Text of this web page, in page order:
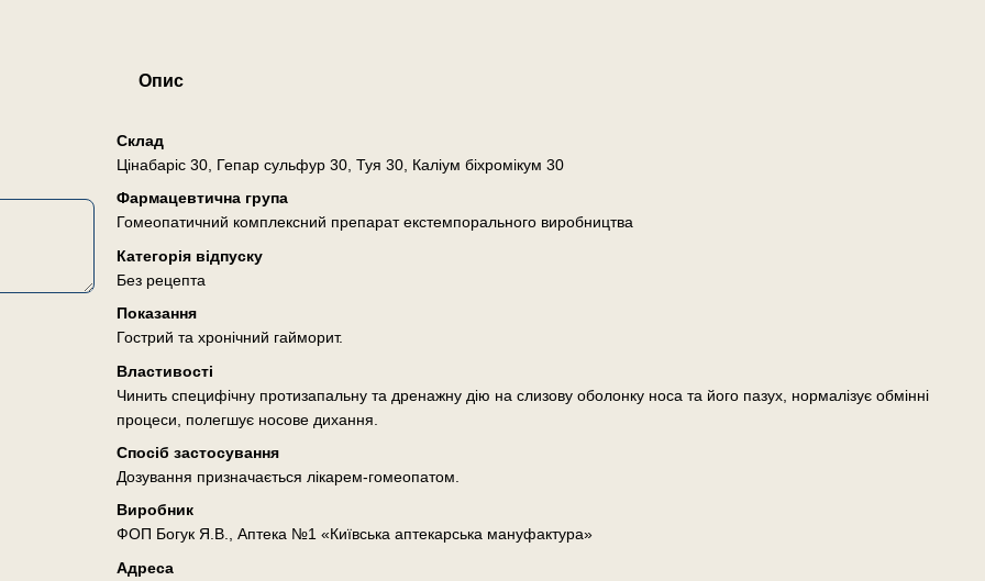
Опис
Склад
Цінабаріс 30, Гепар сульфур 30, Туя 30, Каліум біхромікум 30
Фармацевтична група
Гомеопатичний комплексний препарат екстемпорального виробництва
Категорія відпуску
Без рецепта
Показання
Гострий та хронічний гайморит.
Властивості
Чинить специфічну протизапальну та дренажну дію на слизову оболонку носа та його пазух, нормалізує обмінні
процеси, полегшує носове дихання.
Спосіб застосування
Дозування призначається лікарем-гомеопатом.
Виробник
ФОП Богук Я.В., Аптека №1 «Київська аптекарська мануфактура»
Адреса